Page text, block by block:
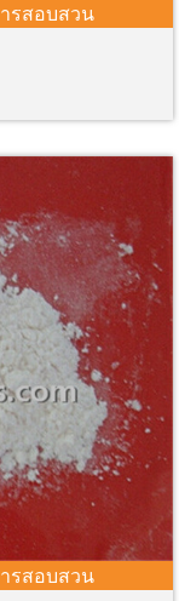
รสอบสวน
รสอบสวน